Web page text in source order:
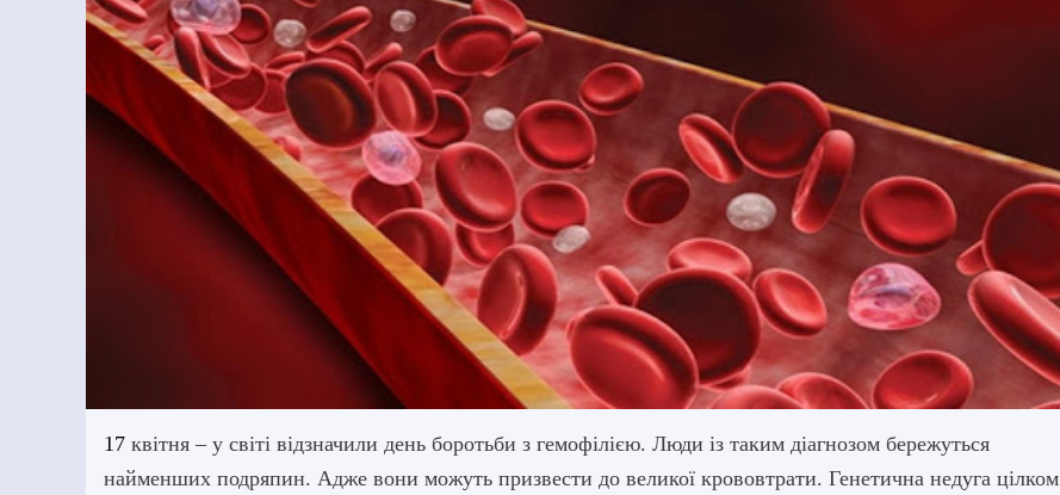
17 квітня – у світі відзначили день боротьби з гемофілією. Люди із таким діагнозом бережуться
найменших подряпин. Адже вони можуть призвести до великої крововтрати. Генетична недуга цілком